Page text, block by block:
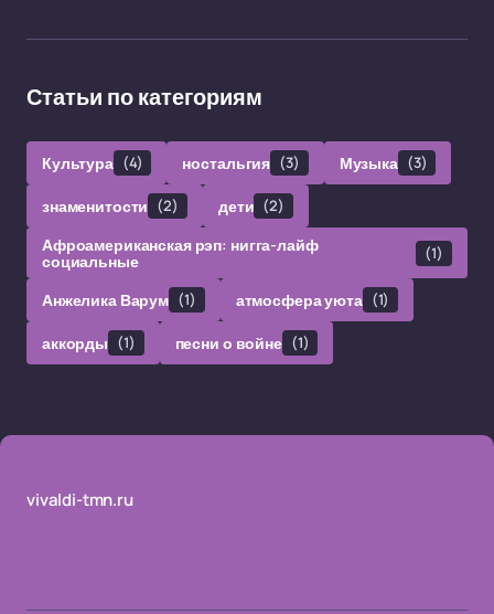
Статьи по категориям
Культура (4) ностальгия (3) Музыка (3)
знаменитости (2) дети (2)
Афроамериканская рэп: нигга-лайф
социальные (1)
Анжелика Варум (1) атмосфера уюта (1)
аккорды (1) песни о войне (1)
vivaldi-tmn.ru